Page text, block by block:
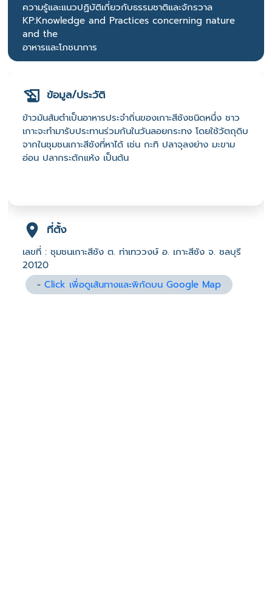
ความรู้และแนวปฏิบัติเกี่ยวกับธรรมชาติและจักรวาล
KP:Knowledge and Practices concerning nature
and the
อาหารและโภชนาการ
ข้อมูล/ประวัติ
ข้าวมันส้มตำเป็นอาหารประจำถิ่นของเกาะสีชังชนิดหนึ่ง ชาว
เกาะจะทำมารับประทานร่วมกันในวันลอยกระทง โดยใช้วัตถุดิบ
จากในชุมชนเกาะสีชังที่หาได้ เช่น กะทิ ปลาจุลงย่าง มะขาม
อ่อน ปลากระตักแห้ง เป็นต้น
ที่ตั้ง
เลขที่ : ชุมชนเกาะสีชัง ต. ท่าเทววงษ์ อ. เกาะสีชัง จ. ชลบุรี
20120
-Click เพื่อดูเส้นทางและพิกัดบน Google Map